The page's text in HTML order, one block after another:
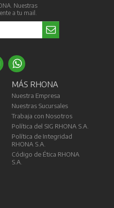
Nuestras
a tu mail.
MÁS RHONA
Nuestra Empresa
Nuestras Sucursales
Trabaja con Nosotros
Política del SIG RHONA S.A.
Política de Integridad
RHONA S.A.
Código de Ética RHONA
S.A.